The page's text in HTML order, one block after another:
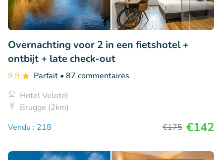
Overnachting voor 2 in een fietshotel +
ontbijt + late check-out
9.9 Parfait • 87 commentaires
Hotel Velotel
Brugge (2km)
Vendu : 218
€175 €142